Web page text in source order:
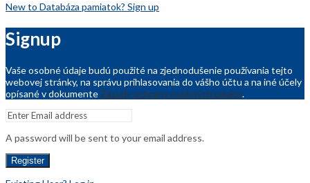
New to Databáza pamiatok? Sign up
Signup
Vaše osobné údaje budú použité na zjednodušenie používania tejto
webovej stránky, na správu prihlasovania do vášho účtu a na iné účely
opísané v dokumente Zásady ochrany osobných údajov.
A password will be sent to your email address.
Register